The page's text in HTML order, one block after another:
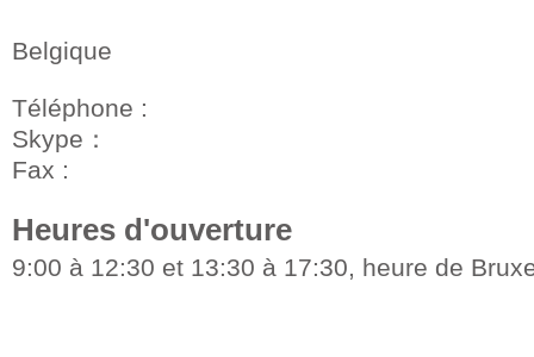
Belgique
Téléphone :
Skype：
Fax :
Heures d'ouverture
9:00 à 12:30 et 13:30 à 17:30, heure de